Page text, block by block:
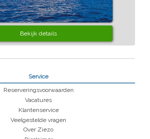
Bekijk details
Service
Reserveringsvoorwaarden
Vacatures
Klantenservice
Veelgestelde vragen
Over Ziezo